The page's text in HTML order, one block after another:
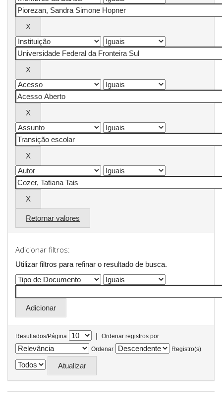
Retornar valores
Adicionar filtros:
Utilizar filtros para refinar o resultado de busca.
Resultados/Página |
Ordenar registros por
Ordenar
Registro(s)